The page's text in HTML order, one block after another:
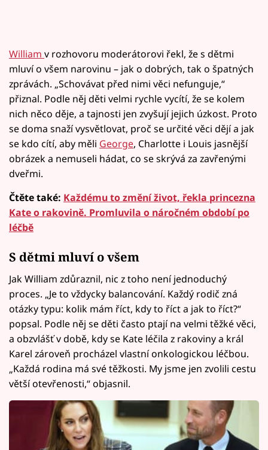
William v rozhovoru moderátorovi řekl, že s dětmi
mluví o všem narovinu – jak o dobrých, tak o špatných
zprávách. „Schovávat před nimi věci nefunguje,“
přiznal. Podle něj děti velmi rychle vycítí, že se kolem
nich něco děje, a tajnosti jen zvyšují jejich úzkost. Proto
se doma snaží vysvětlovat, proč se určité věci dějí a jak
se kdo cítí, aby měli George, Charlotte i Louis jasnější
obrázek a nemuseli hádat, co se skrývá za zavřenými
dveřmi.
Čtěte také: Každému to změní život, řekla princezna
Kate o rakovině. Promluvila o náročném období po
léčbě
S dětmi mluví o všem
Jak William zdůraznil, nic z toho není jednoduchý
proces. „Je to vždycky balancování. Každý rodič zná
otázky typu: kolik mám říct, kdy to říct a jak to říct?“
popsal. Podle něj se děti často ptají na velmi těžké věci,
a obzvlášť v době, kdy se Kate léčila z rakoviny a král
Karel zároveň procházel vlastní onkologickou léčbou.
„Každá rodina má své těžkosti. My jsme jen zvolili cestu
větší otevřenosti,“ objasnil.